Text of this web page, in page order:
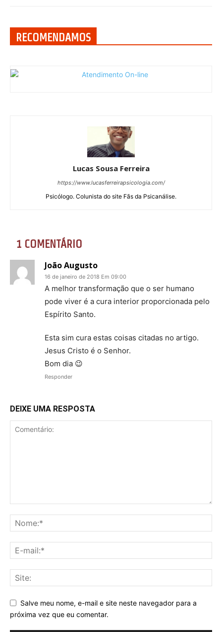
RECOMENDAMOS
Lucas Sousa Ferreira
https://www.lucasferreirapsicologia.com/
Psicólogo. Colunista do site Fãs da Psicanálise.
1 COMENTÁRIO
João Augusto
16 de janeiro de 2018 Em 09:00
A melhor transformação que o ser humano
pode viver é a cura interior proporcionada pelo
Espírito Santo.
Esta sim cura estas coisas citadas no artigo.
Jesus Cristo é o Senhor.
Bom dia 😉
Responder
DEIXE UMA RESPOSTA
Salve meu nome, e-mail e site neste navegador para a
próxima vez que eu comentar.